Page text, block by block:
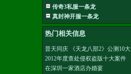
传奇3私服一条龙
真封神开服一条龙
热门相关信息
普天同庆 《天龙八部2》公测10大
2012年度查处侵权盗版十大案件
在深圳一家酒店办婚宴